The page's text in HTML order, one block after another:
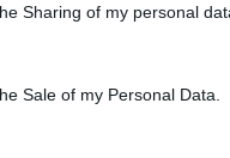
Sharing of my personal
Sale of my Personal Data.